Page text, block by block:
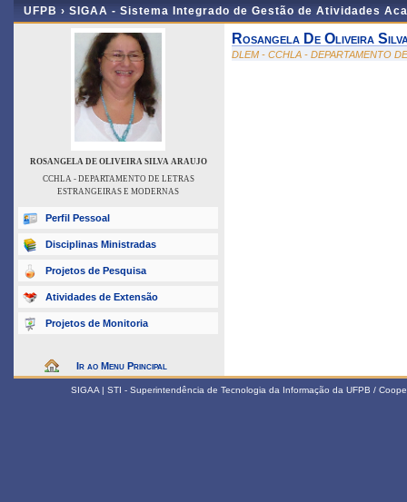
UFPB › SIGAA - Sistema Integrado de Gestão de Atividades
ROSANGELA DE OLIVEIRA SILVA ARAUJO
CCHLA - DEPARTAMENTO DE LETRAS
ESTRANGEIRAS E MODERNAS
Perfil Pessoal
Disciplinas Ministradas
Projetos de Pesquisa
Atividades de Extensão
Projetos de Monitoria
Ir ao Menu Principal
Rosangela De Oliveira
DLEM - CCHLA - DEPARTAMENTO
SIGAA | STI - Superintendência de Tecnologia da Informação da UFPB /